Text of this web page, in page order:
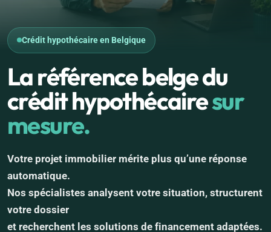
Crédit hypothécaire en Belgique
La référence belge du
crédit hypothécairesur
mesure.
Votre projet immobilier mérite plus qu’une réponse
automatique.
Nos spécialistes analysent votre situation, structurent
votre dossier
et recherchent les solutions de financement adaptées.